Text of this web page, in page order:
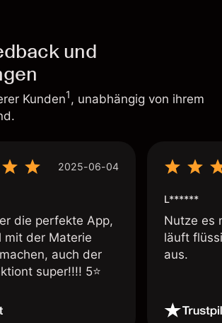
und
Kunden1, unabhängig von ihrem
2025-06-04
die perfekte App,
mit der Materie
auch der
super!!!! 5⭐️
L******
Nutze es
läuft
aus.